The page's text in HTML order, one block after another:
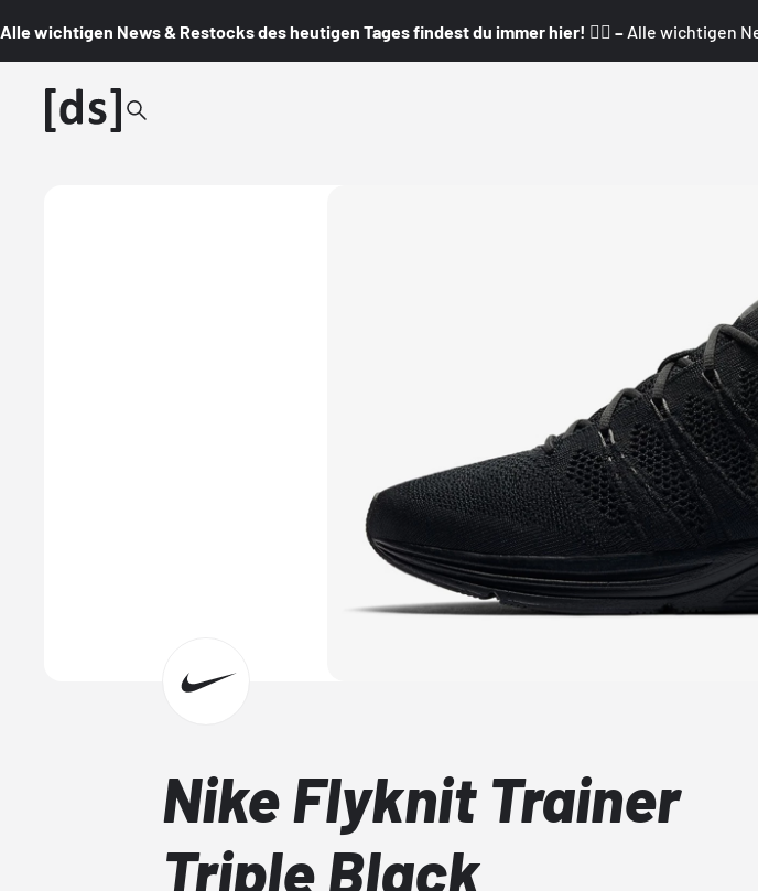
Alle wichtigen News & Restocks des heutigen Tages findest du immer hier! 👇🏼 – Alle wichtigen
Nike Flyknit Trainer
Triple Black